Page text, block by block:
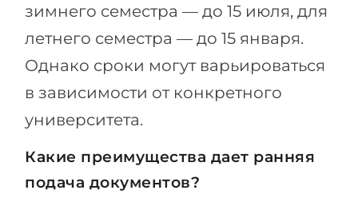
зимнего семестра — до 15 июля, для
летнего семестра — до 15 января.
Однако сроки могут варьироваться
в зависимости от конкретного
университета.
Какие преимущества дает ранняя
подача документов?